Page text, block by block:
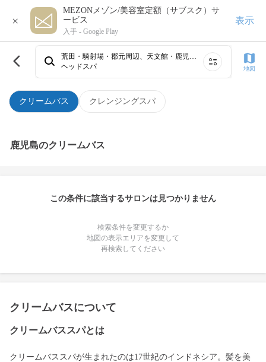
×
MEZONメゾン/美容室定額（サブスク）サ
ービス
入手 - Google Play
表示
クリームバス クレンジングスパ
ヘッドスパ
地図
鹿児島のクリームバス
この条件に該当するサロンは見つかりません
検索条件を変更するか
地図の表示エリアを変更して
再検索してください
クリームバスについて
クリームバススパとは
クリームバススパが生まれたのは17世紀のインドネシア。髪を美